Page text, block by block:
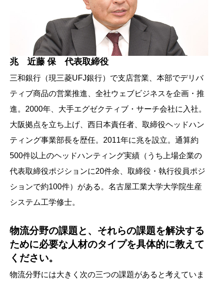
兆 近藤 保 代表取締役
三和銀行（現三菱UFJ銀行）で支店営業、本部でデリバ
ティブ商品の営業推進、全社ウェブビジネスを企画・推
進。2000年、大手エグゼクティブ・サーチ会社に入社。
大阪拠点を立ち上げ、西日本責任者、取締役ヘッドハン
ティング事業部長を歴任。2011年に兆を設立。通算約
500件以上のヘッドハンティング実績（うち上場企業の
代表取締役ポジションに20件余、取締役・執行役員ポジ
ションで約100件）がある。名古屋工業大学大学院生産
システム工学修士。
物流分野の課題と、それらの課題を解決する
ために必要な人材のタイプを具体的に教えて
ください。
物流分野には大きく次の三つの課題があると考えていま